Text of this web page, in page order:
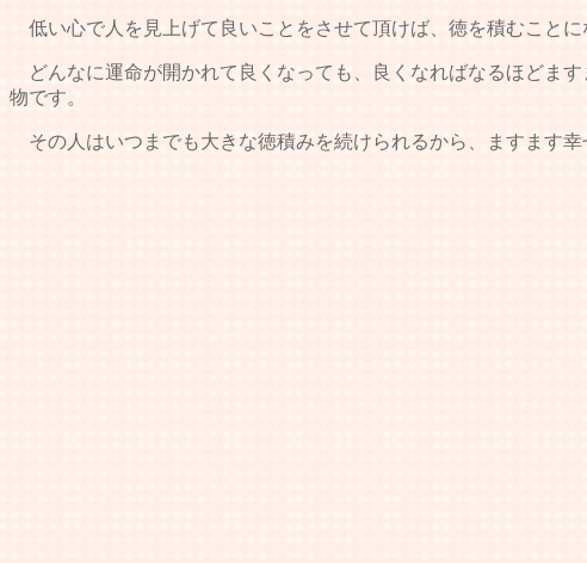
低い心で人を見上げて良いことをさせて頂けば、徳を積むことに
どんなに運命が開かれて良くなっても、良くなればなるほどま
物です。
その人はいつまでも大きな徳積みを続けられるから、ますます幸